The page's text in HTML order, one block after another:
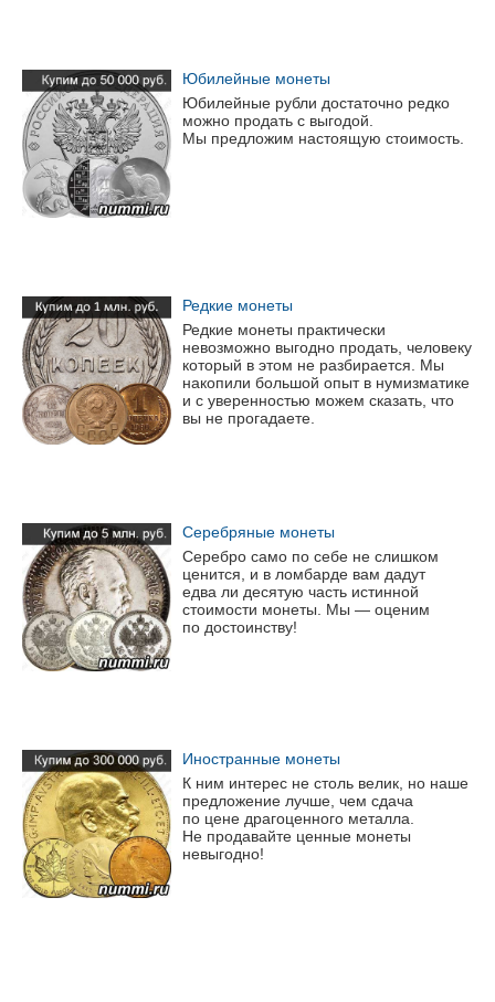
Юбилейные монеты
Юбилейные рубли достаточно редко
можно продать с выгодой.
Мы предложим настоящую стоимость.
Редкие монеты
Редкие монеты практически
невозможно выгодно продать, человеку
который в этом не разбирается. Мы
накопили большой опыт в нумизматике
и с уверенностью можем сказать, что
вы не прогадаете.
Серебряные монеты
Серебро само по себе не слишком
ценится, и в ломбарде вам дадут
едва ли десятую часть истинной
стоимости монеты. Мы — оценим
по достоинству!
Иностранные монеты
К ним интерес не столь велик, но наше
предложение лучше, чем сдача
по цене драгоценного металла.
Не продавайте ценные монеты
невыгодно!